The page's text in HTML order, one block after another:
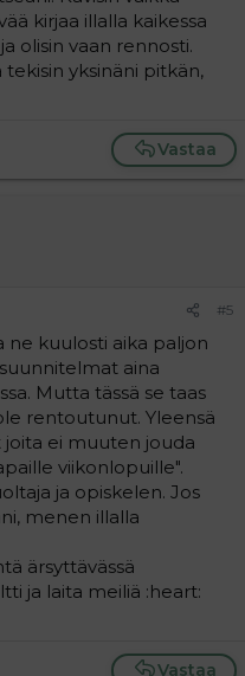
kirjaa illalla kaikessa
olisin vaan rennosti.
tekisin yksinäni pitkän,
Vastaa
#5
ne kuulosti aika paljon
aina
Mutta tässä se taas
rentoutunut. Yleensä
joita ei muuten jouda
viikonlopuille".
ja opiskelen. Jos
menen illalla
ärsyttävässä
ja laita meiliä :heart:
Vastaa